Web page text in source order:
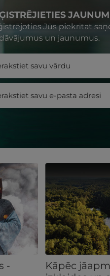
Jūs piekrītat
un jaunumus.
-
Kāpēc